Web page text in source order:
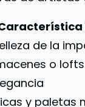
de la
o
y paletas